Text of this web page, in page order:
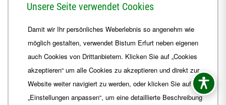
+49 361 6572-444
ordinariat Bistum-Erfurt.de
Unsere Seite verwendet Cookies
Damit wir Ihr persönliches Weberlebnis so angenehm wie
möglich gestalten, verwendet Bistum Erfurt neben eigenen
auch Cookies von Drittanbietern. Klicken Sie auf „Cookies
akzeptieren“ um alle Cookies zu akzeptieren und direkt zur
Website weiter navigiert zu werden, oder klicken Sie auf
„Einstellungen anpassen“, um eine detaillierte Beschreibung